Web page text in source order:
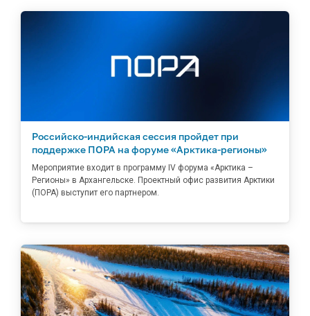
Российско-индийская сессия пройдет при
поддержке ПОРА на форуме «Арктика-регионы»
Мероприятие входит в программу IV форума «Арктика –
Регионы» в Архангельске. Проектный офис развития Арктики
(ПОРА) выступит его партнером.